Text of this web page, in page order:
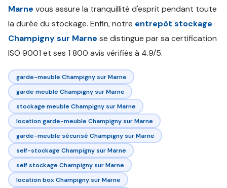
Marne vous assure la tranquillité d'esprit pendant toute
la durée du stockage. Enfin, notre entrepôt stockage
Champigny sur Marne se distingue par sa certification
ISO 9001 et ses 1 800 avis vérifiés à 4.9/5.
garde-meuble Champigny sur Marne
garde meuble Champigny sur Marne
stockage meuble Champigny sur Marne
location garde-meuble Champigny sur Marne
garde-meuble sécurisé Champigny sur Marne
self-stockage Champigny sur Marne
self stockage Champigny sur Marne
location box Champigny sur Marne